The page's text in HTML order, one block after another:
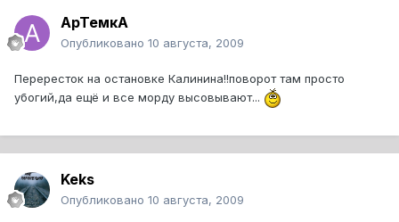
АрТемкА
Опубликовано 10 августа, 2009
Перересток на остановке Калинина!!поворот там просто
убогий,да ещё и все морду высовывают...
Keks
Опубликовано 10 августа, 2009